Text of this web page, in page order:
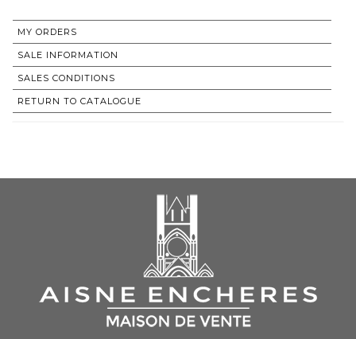
MY ORDERS
SALE INFORMATION
SALES CONDITIONS
RETURN TO CATALOGUE